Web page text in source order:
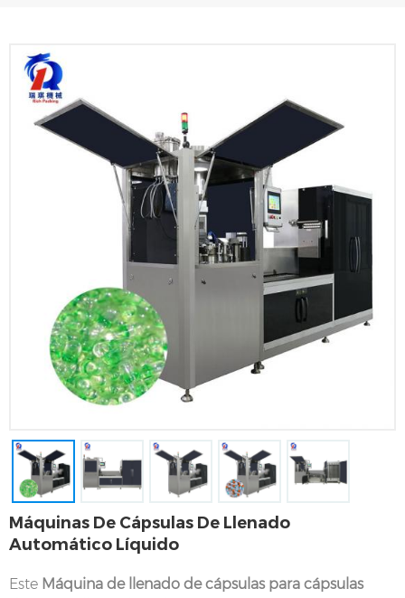
Máquinas De Cápsulas De Llenado
Automático Líquido
Este Máquina de llenado de cápsulas para cápsulas